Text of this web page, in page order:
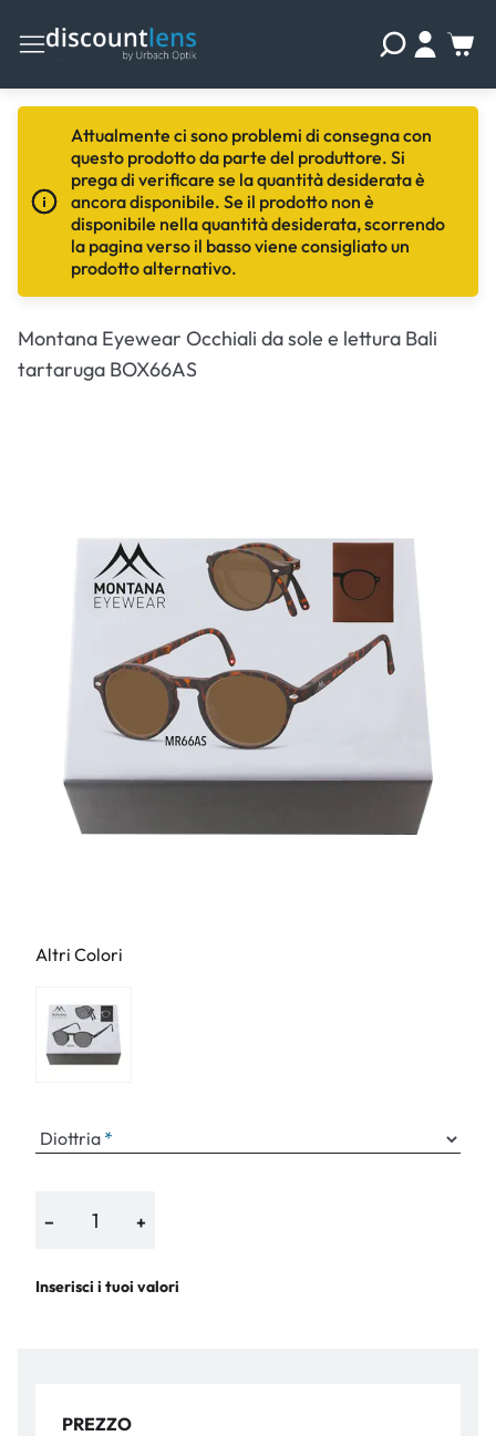
Attualmente ci sono problemi di consegna con
questo prodotto da parte del produttore. Si
prega di verificare se la quantità desiderata è
ancora disponibile. Se il prodotto non è
disponibile nella quantità desiderata, scorrendo
la pagina verso il basso viene consigliato un
prodotto alternativo.
Montana Eyewear Occhiali da sole e lettura Bali
tartaruga BOX66AS
Altri Colori
Diottria
− +
Inserisci i tuoi valori
PREZZO